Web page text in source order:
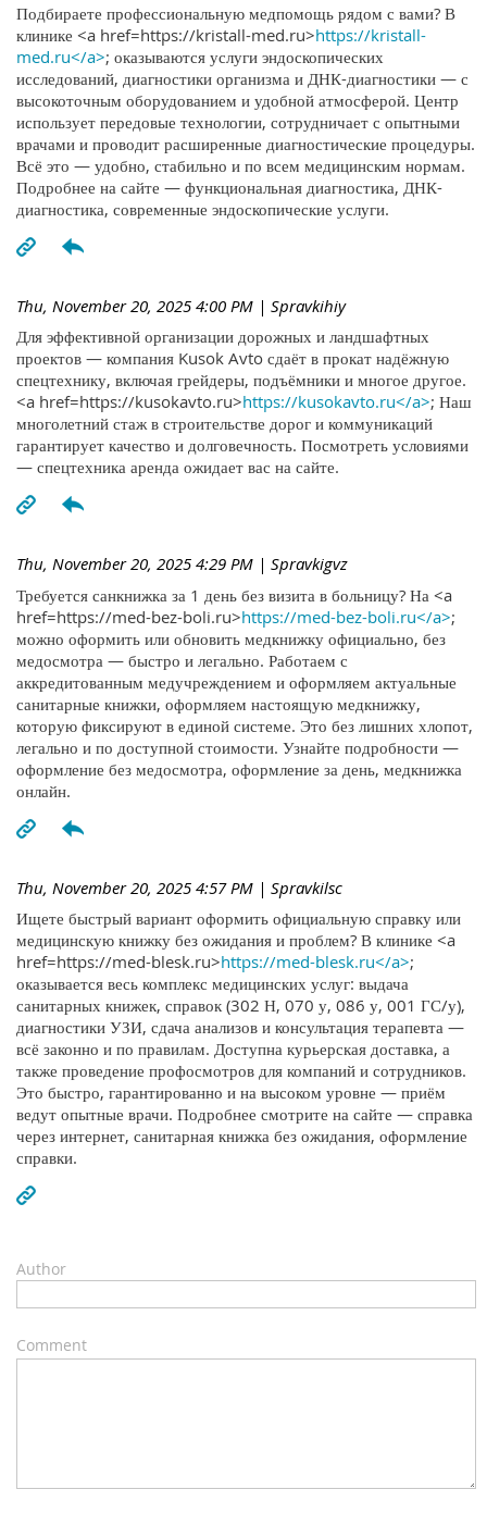
Подбираете профессиональную медпомощь рядом с вами? В
клинике <a href=https://kristall-med.ru>https://kristall-
med.ru</a>; оказываются услуги эндоскопических
исследований, диагностики организма и ДНК-диагностики — с
высокоточным оборудованием и удобной атмосферой. Центр
использует передовые технологии, сотрудничает с опытными
врачами и проводит расширенные диагностические процедуры.
Всё это — удобно, стабильно и по всем медицинским нормам.
Подробнее на сайте — функциональная диагностика, ДНК-
диагностика, современные эндоскопические услуги.
Thu, November 20, 2025 4:00 PM | Spravkihiy
Для эффективной организации дорожных и ландшафтных
проектов — компания Kusok Avto сдаёт в прокат надёжную
спецтехнику, включая грейдеры, подъёмники и многое другое.
<a href=https://kusokavto.ru>https://kusokavto.ru</a>; Наш
многолетний стаж в строительстве дорог и коммуникаций
гарантирует качество и долговечность. Посмотреть условиями
— спецтехника аренда ожидает вас на сайте.
Thu, November 20, 2025 4:29 PM | Spravkigvz
Требуется санкнижка за 1 день без визита в больницу? На <a
href=https://med-bez-boli.ru>https://med-bez-boli.ru</a>;
можно оформить или обновить медкнижку официально, без
медосмотра — быстро и легально. Работаем с
аккредитованным медучреждением и оформляем актуальные
санитарные книжки, оформляем настоящую медкнижку,
которую фиксируют в единой системе. Это без лишних хлопот,
легально и по доступной стоимости. Узнайте подробности —
оформление без медосмотра, оформление за день, медкнижка
онлайн.
Thu, November 20, 2025 4:57 PM | Spravkilsc
Ищете быстрый вариант оформить официальную справку или
медицинскую книжку без ожидания и проблем? В клинике <a
href=https://med-blesk.ru>https://med-blesk.ru</a>;
оказывается весь комплекс медицинских услуг: выдача
санитарных книжек, справок (302 Н, 070 у, 086 у, 001 ГС/у),
диагностики УЗИ, сдача анализов и консультация терапевта —
всё законно и по правилам. Доступна курьерская доставка, а
также проведение профосмотров для компаний и сотрудников.
Это быстро, гарантированно и на высоком уровне — приём
ведут опытные врачи. Подробнее смотрите на сайте — справка
через интернет, санитарная книжка без ожидания, оформление
справки.
Author
Comment